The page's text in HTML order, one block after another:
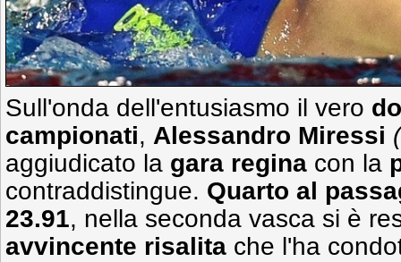
Sull'onda dell'entusiasmo il vero
campionati, Alessandro Miressi
aggiudicato la gara regina con la
contraddistingue. Quarto al
23.91, nella seconda vasca si è
avvincente risalita che l'ha